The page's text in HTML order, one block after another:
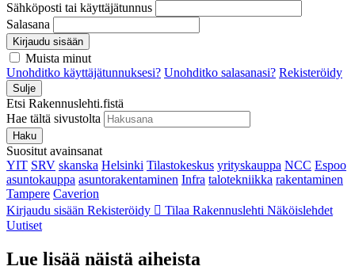
Sähköposti tai käyttäjätunnus
Salasana
Kirjaudu sisään
Muista minut
Unohditko käyttäjätunnuksesi? Unohditko salasanasi? Rekisteröidy
Sulje
Etsi Rakennuslehti.fistä
Hae tältä sivustolta
Haku
Suositut avainsanat
YIT SRV skanska Helsinki Tilastokeskus yrityskauppa NCC Espoo
asuntokauppa asuntorakentaminen Infra talotekniikka rakentaminen
Tampere Caverion
Kirjaudu sisään Rekisteröidy Tilaa Rakennuslehti Näköislehdet
Uutiset
Lue lisää näistä aiheista